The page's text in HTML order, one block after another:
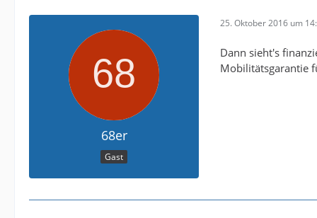
68er
Gast
25. Oktober 2016 um
Dann sieht's
Mobilitätsgarantie